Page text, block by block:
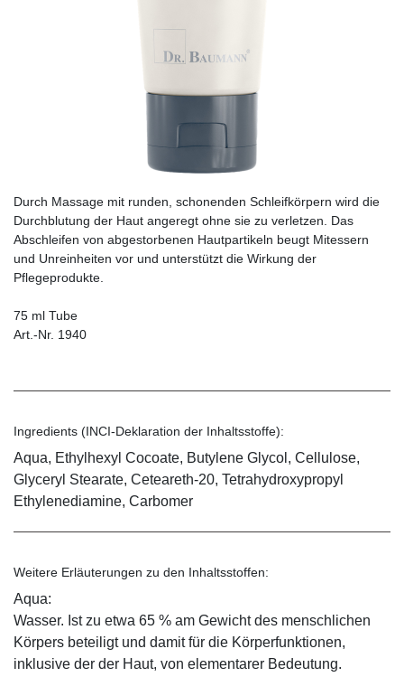
Durch Massage mit runden, schonenden Schleif­körpern wird die
Durchblutung der Haut angeregt ohne sie zu verletzen. Das
Abschleifen von abgestorbenen Hautpartikeln beugt Mitessern
und Unreinheiten vor und unterstützt die Wirkung der
Pflegeprodukte.
75 ml Tube
Art.-Nr. 1940
Ingredients (INCI-Deklaration der Inhaltsstoffe):
Aqua, Ethylhexyl Cocoate, Butylene Glycol, Cellulose,
Glyceryl Stearate, Ceteareth-20, Tetrahydroxypropyl
Ethylenediamine, Carbomer
Weitere Erläuterungen zu den Inhaltsstoffen:
Aqua:
Wasser. Ist zu etwa 65 % am Gewicht des menschlichen
Körpers beteiligt und damit für die Körperfunktionen,
inklusive der der Haut, von elementarer Bedeutung.